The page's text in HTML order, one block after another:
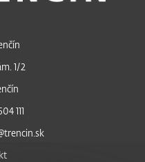
1/2
111